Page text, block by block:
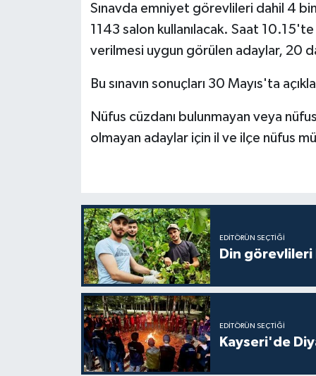
Sınavda emniyet görevlileri dahil 4
1143 salon kullanılacak. Saat
verilmesi uygun görülen adaylar, 20
Bu sınavın sonuçları 30 Mayıs'ta
Nüfus cüzdanı bulunmayan veya
olmayan adaylar için il ve ilçe nüfus
EDITÖRÜN SEÇTIĞI
Din görevlileri
EDITÖRÜN SEÇTIĞI
Kayseri'de
Bilecik Müftülüğü
Bingöl Müftülüğü
Çanakkale Müftülüğü
Çankırı Müftülüğü
Çorum Müftülüğü
Denizli Müftülüğü
Kültür-Sanat
Podcast
Bilim, Teknoloji
Biyografiler
Diyanet TV